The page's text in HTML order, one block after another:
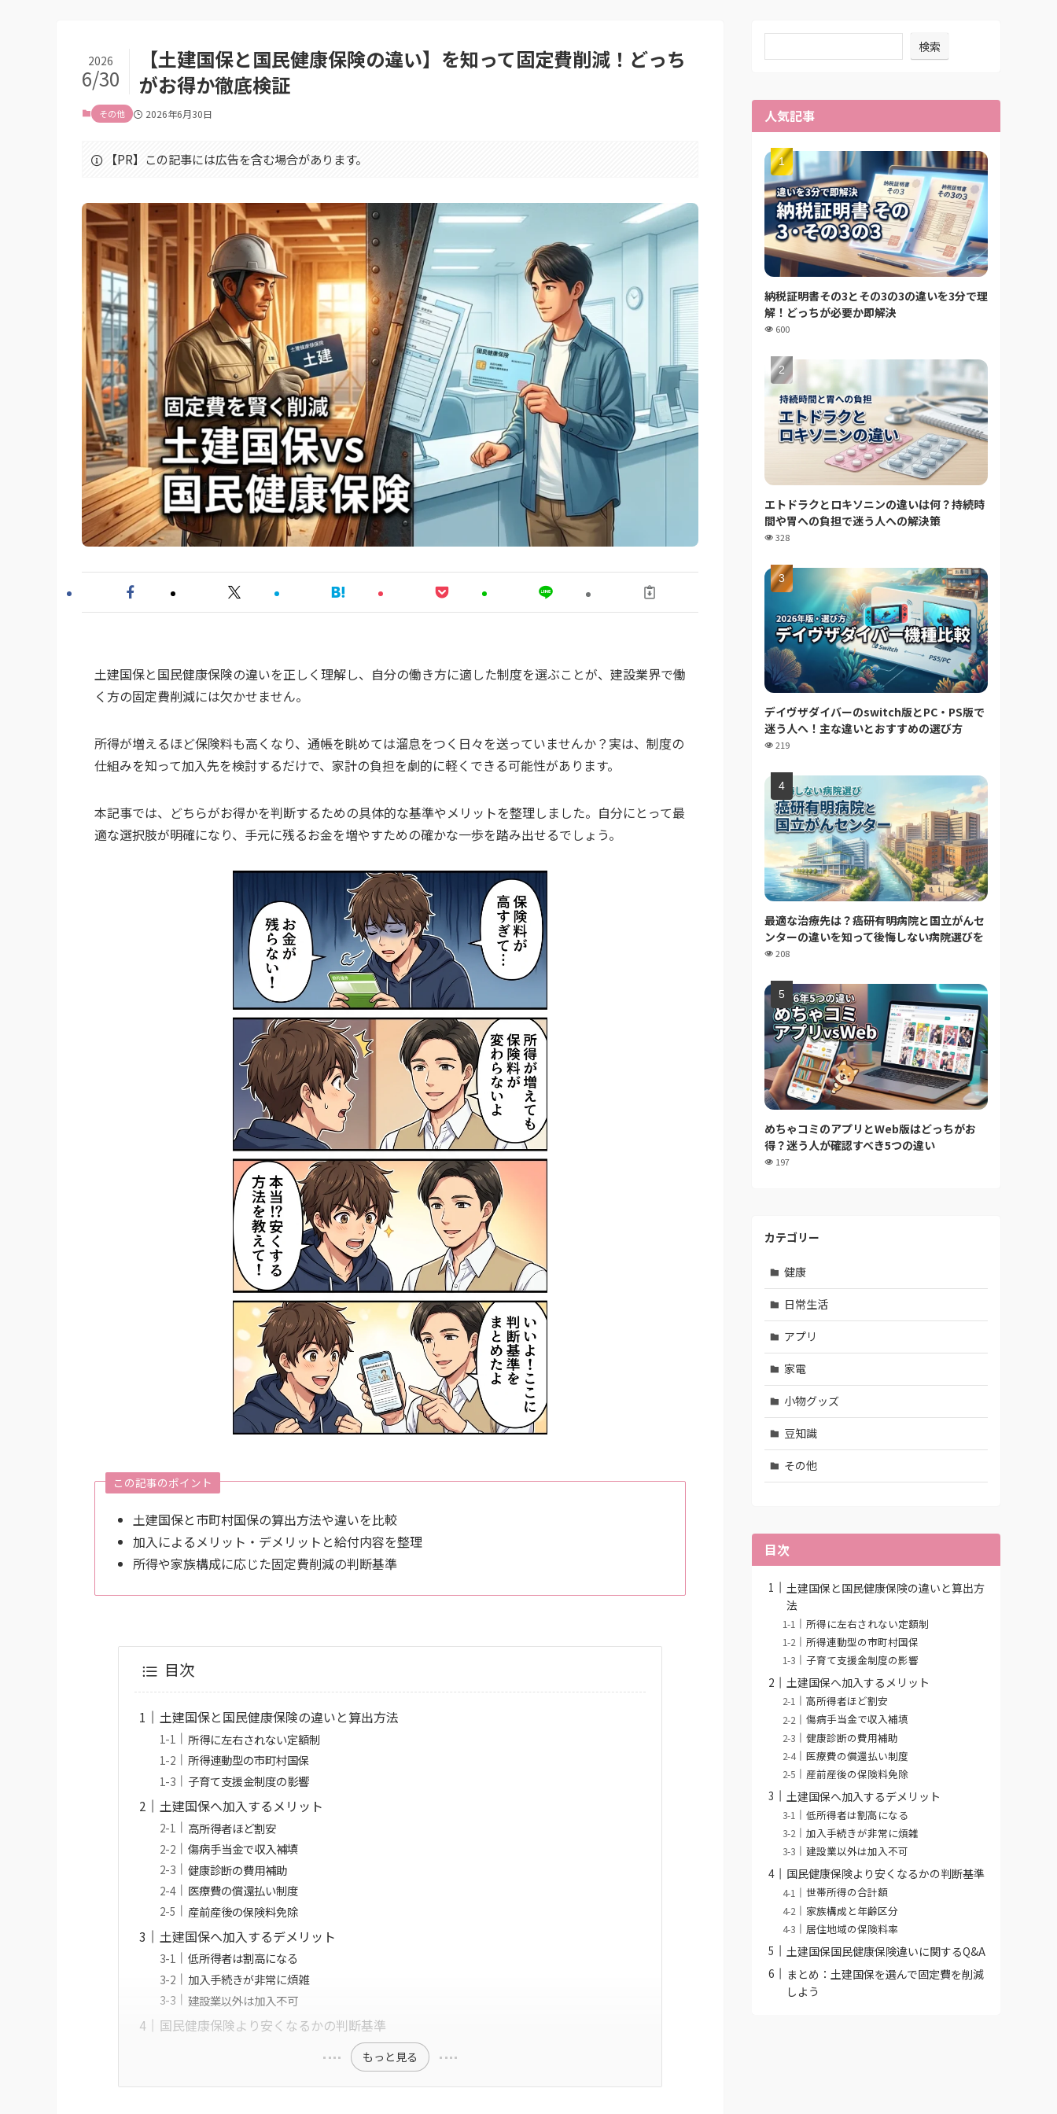
【土建国保と国民健康保険の違い】を知って固定費削減！どっち
がお得か徹底検証
2026
6/30
その他 2026年6月30日
【PR】この記事には広告を含む場合があります。
土建国保と国民健康保険の違いを正しく理解し、自分の働き方に適した制度を選ぶことが、建設業界で働
く方の固定費削減には欠かせません。
所得が増えるほど保険料も高くなり、通帳を眺めては溜息をつく日々を送っていませんか？実は、制度の
仕組みを知って加入先を検討するだけで、家計の負担を劇的に軽くできる可能性があります。
本記事では、どちらがお得かを判断するための具体的な基準やメリットを整理しました。自分にとって最
適な選択肢が明確になり、手元に残るお金を増やすための確かな一歩を踏み出せるでしょう。
この記事のポイント
土建国保と市町村国保の算出方法や違いを比較
加入によるメリット・デメリットと給付内容を整理
所得や家族構成に応じた固定費削減の判断基準
目次
土建国保と国民健康保険の違いと算出方法
所得に左右されない定額制
所得連動型の市町村国保
子育て支援金制度の影響
土建国保へ加入するメリット
高所得者ほど割安
傷病手当金で収入補填
健康診断の費用補助
医療費の償還払い制度
産前産後の保険料免除
土建国保へ加入するデメリット
低所得者は割高になる
加入手続きが非常に煩雑
建設業以外は加入不可
国民健康保険より安くなるかの判断基準
もっと見る
検索
人気記事
納税証明書その3とその3の3の違いを3分で理
解！どっちが必要か即解決
600
エトドラクとロキソニンの違いは何？持続時
間や胃への負担で迷う人への解決策
328
デイヴザダイバーのswitch版とPC・PS版で
迷う人へ！主な違いとおすすめの選び方
219
最適な治療先は？癌研有明病院と国立がんセ
ンターの違いを知って後悔しない病院選びを
208
めちゃコミのアプリとWeb版はどっちがお
得？迷う人が確認すべき5つの違い
197
カテゴリー
健康
日常生活
アプリ
家電
小物グッズ
豆知識
その他
目次
土建国保と国民健康保険の違いと算出方
法
所得に左右されない定額制
所得連動型の市町村国保
子育て支援金制度の影響
土建国保へ加入するメリット
高所得者ほど割安
傷病手当金で収入補填
健康診断の費用補助
医療費の償還払い制度
産前産後の保険料免除
土建国保へ加入するデメリット
低所得者は割高になる
加入手続きが非常に煩雑
建設業以外は加入不可
国民健康保険より安くなるかの判断基準
世帯所得の合計額
家族構成と年齢区分
居住地域の保険料率
土建国保国民健康保険違いに関するQ&A
まとめ：土建国保を選んで固定費を削減
しよう